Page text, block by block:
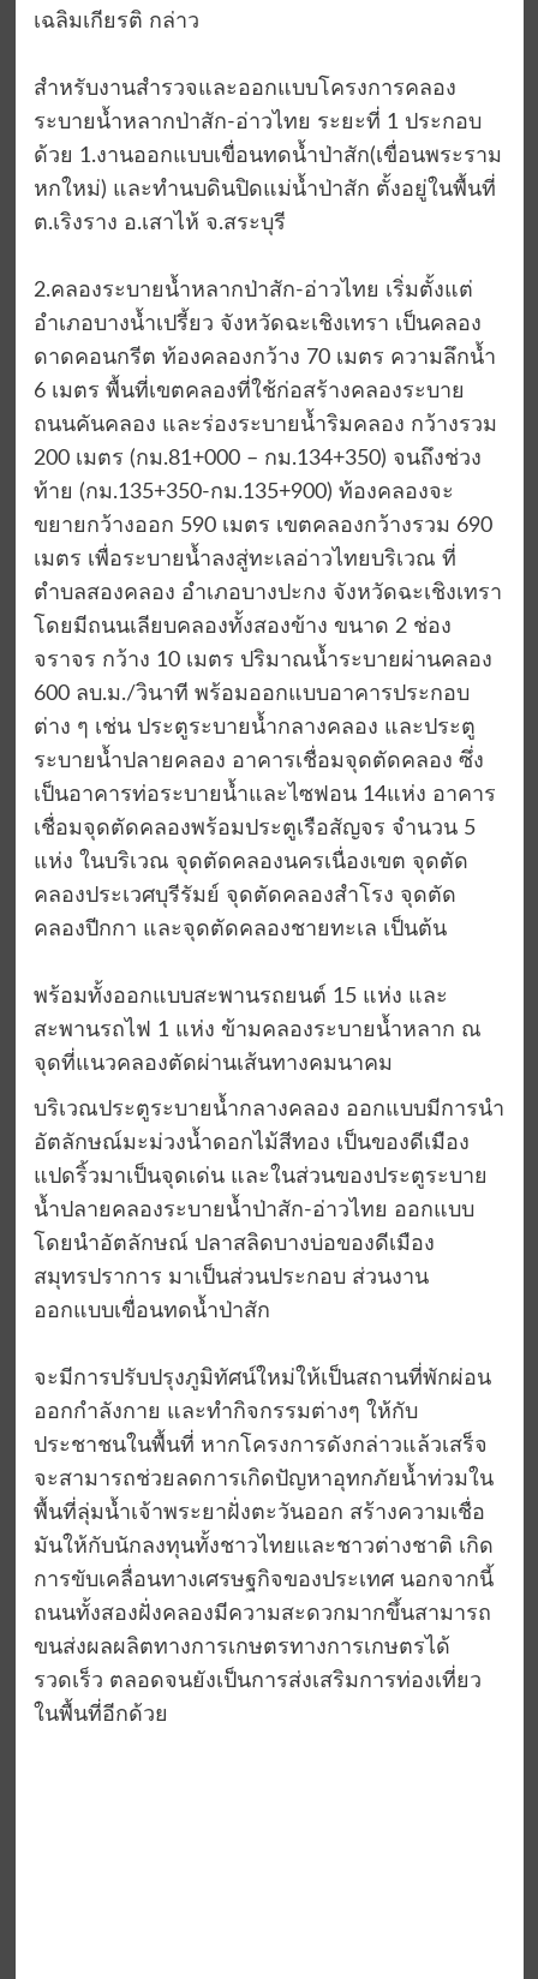
เฉลิมเกียรติ กล่าว
สำหรับงานสำรวจและออกแบบโครงการคลอง
ระบายน้ำหลากป่าสัก-อ่าวไทย ระยะที่ 1 ประกอบ
ด้วย 1.งานออกแบบเขื่อนทดน้ำป่าสัก(เขื่อนพระราม
หกใหม่) และทำนบดินปิดแม่น้ำป่าสัก ตั้งอยู่ในพื้นที่
ต.เริงราง อ.เสาไห้ จ.สระบุรี
2.คลองระบายน้ำหลากป่าสัก-อ่าวไทย เริ่มตั้งแต่
อำเภอบางน้ำเปรี้ยว จังหวัดฉะเชิงเทรา เป็นคลอง
ดาดคอนกรีต ท้องคลองกว้าง 70 เมตร ความลึกน้ำ
6 เมตร พื้นที่เขตคลองที่ใช้ก่อสร้างคลองระบาย
ถนนคันคลอง และร่องระบายน้ำริมคลอง กว้างรวม
200 เมตร (กม.81+000 – กม.134+350) จนถึงช่วง
ท้าย (กม.135+350-กม.135+900) ท้องคลองจะ
ขยายกว้างออก 590 เมตร เขตคลองกว้างรวม 690
เมตร เพื่อระบายน้ำลงสู่ทะเลอ่าวไทยบริเวณ ที่
ตำบลสองคลอง อำเภอบางปะกง จังหวัดฉะเชิงเทรา
โดยมีถนนเลียบคลองทั้งสองข้าง ขนาด 2 ช่อง
จราจร กว้าง 10 เมตร ปริมาณน้ำระบายผ่านคลอง
600 ลบ.ม./วินาที พร้อมออกแบบอาคารประกอบ
ต่าง ๆ เช่น ประตูระบายน้ำกลางคลอง และประตู
ระบายน้ำปลายคลอง อาคารเชื่อมจุดตัดคลอง ซึ่ง
เป็นอาคารท่อระบายน้ำและไซฟอน 14แห่ง อาคาร
เชื่อมจุดตัดคลองพร้อมประตูเรือสัญจร จำนวน 5
แห่ง ในบริเวณ จุดตัดคลองนครเนื่องเขต จุดตัด
คลองประเวศบุรีรัมย์ จุดตัดคลองสำโรง จุดตัด
คลองปีกกา และจุดตัดคลองชายทะเล เป็นต้น
พร้อมทั้งออกแบบสะพานรถยนต์ 15 แห่ง และ
สะพานรถไฟ 1 แห่ง ข้ามคลองระบายน้ำหลาก ณ
จุดที่แนวคลองตัดผ่านเส้นทางคมนาคม
บริเวณประตูระบายน้ำกลางคลอง ออกแบบมีการนำ
อัตลักษณ์มะม่วงน้ำดอกไม้สีทอง เป็นของดีเมือง
แปดริ้วมาเป็นจุดเด่น และในส่วนของประตูระบาย
น้ำปลายคลองระบายน้ำป่าสัก-อ่าวไทย ออกแบบ
โดยนำอัตลักษณ์ ปลาสลิดบางบ่อของดีเมือง
สมุทรปราการ มาเป็นส่วนประกอบ ส่วนงาน
ออกแบบเขื่อนทดน้ำป่าสัก
จะมีการปรับปรุงภูมิทัศน์ใหม่ให้เป็นสถานที่พักผ่อน
ออกกำลังกาย และทำกิจกรรมต่างๆ ให้กับ
ประชาชนในพื้นที่ หากโครงการดังกล่าวแล้วเสร็จ
จะสามารถช่วยลดการเกิดปัญหาอุทกภัยน้ำท่วมใน
พื้นที่ลุ่มน้ำเจ้าพระยาฝั่งตะวันออก สร้างความเชื่อ
มันให้กับนักลงทุนทั้งชาวไทยและชาวต่างชาติ เกิด
การขับเคลื่อนทางเศรษฐกิจของประเทศ นอกจากนี้
ถนนทั้งสองฝั่งคลองมีความสะดวกมากขึ้นสามารถ
ขนส่งผลผลิตทางการเกษตรทางการเกษตรได้
รวดเร็ว ตลอดจนยังเป็นการส่งเสริมการท่องเที่ยว
ในพื้นที่อีกด้วย